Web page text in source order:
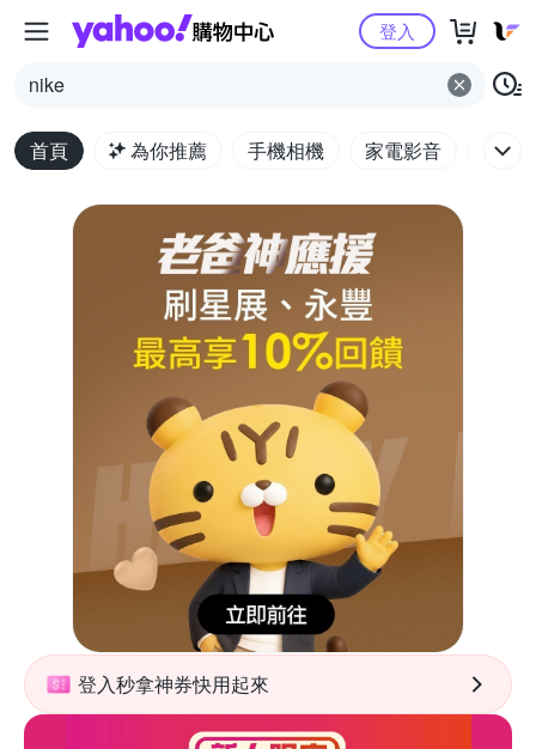
Yahoo購物中心
nike
登入
首頁 為你推薦 手機相機 家電影音 電腦
登入秒拿神券快用起來